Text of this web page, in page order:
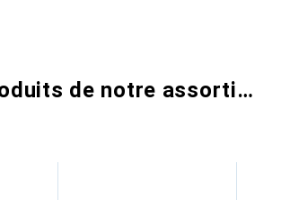
Plus de produits de notre assortiment